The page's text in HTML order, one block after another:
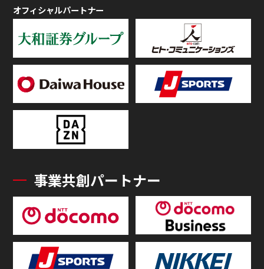
オフィシャルパートナー
事業共創パートナー